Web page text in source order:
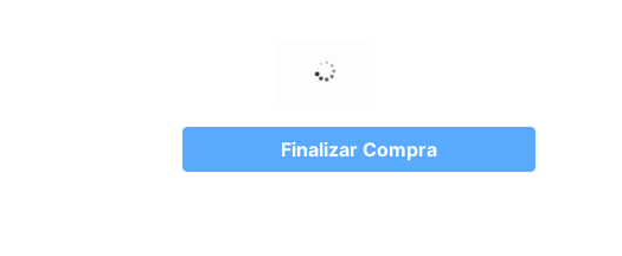
Finalizar Compra